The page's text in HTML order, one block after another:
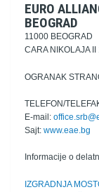
EURO
BEOGRAD
11000 BEOGRAD
CARA NIKOLAJA II
OGRANAK
TELEFON/
E-mail:
Sajt: www.eae.bg
Informacije o
IZGRADNJA